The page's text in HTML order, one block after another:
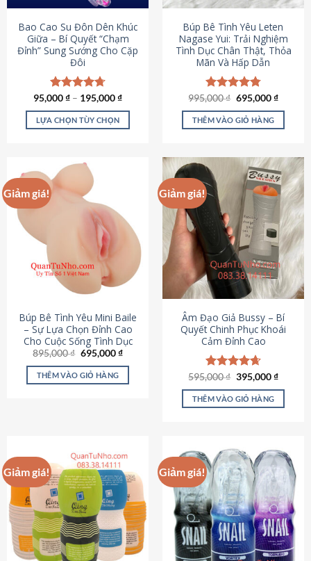
Bao Cao Su Đôn Dên Khúc
Giữa – Bí Quyết “Chạm
Đỉnh” Sung Sướng Cho Cặp
Đôi
Được xếp
hạng4.70
5 sao
95,000₫ – 195,000₫
LỰA CHỌN TÙY CHỌN
này
nhiều
biến
thể.
chọn
thể
chọn
trên
trang
sản
phẩm
Búp Bê Tình Yêu Leten
Nagase Yui: Trải Nghiệm
Tình Dục Chân Thật, Thỏa
Mãn Và Hấp Dẫn
Được xếp
hạng4.80
5 sao
995,000₫ Giá
là:
995,000 ₫.
695,000₫Giá
tại
THÊM VÀO GIỎ HÀNG
Giảm giá!
Búp Bê Tình Yêu Mini Baile
– Sự Lựa Chọn Đỉnh Cao
Cho Cuộc Sống Tình Dục
895,000₫ Giá
là:
895,000 ₫.
695,000₫Giá
tại
THÊM VÀO GIỎ HÀNG
Giảm giá!
Âm Đạo Giả Bussy – Bí
Quyết Chinh Phục Khoái
Cảm Đỉnh Cao
Được xếp
hạng4.64
5 sao
595,000₫ Giá
là:
595,000 ₫.
395,000₫Giá
tại
THÊM VÀO GIỎ HÀNG
Giảm giá! Giảm giá!